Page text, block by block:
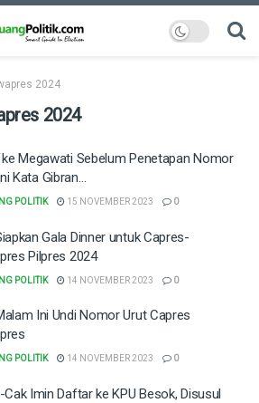
2024
2024
Megawati Sebelum Penetapan Nomor
Kata Gibran…
POLITIK 15 NOVEMBER 2023 0
Gala Dinner untuk Capres-
Pilpres 2024
POLITIK 14 NOVEMBER 2023 0
Ini Undi Nomor Urut Capres
POLITIK 14 NOVEMBER 2023 0
Imin Daftar ke KPU Besok, Disusul